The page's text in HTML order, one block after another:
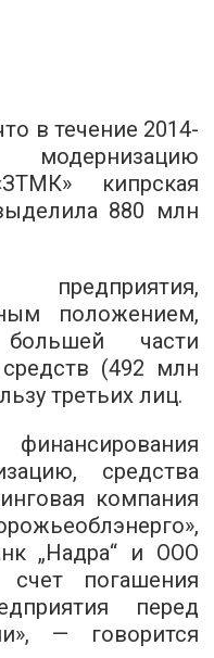
в течение 2014-
кипрская
880 млн
положением,
части
(492 млн
третьих лиц.
средства
компания
„Надра“ и ООО
погашения
перед
— говорится